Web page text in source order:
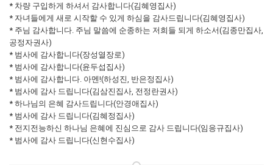
* 차량 구입하게 하셔서 감사합니다(김혜영집사)
* 자녀들에게 새로 시작할 수 있게 하심을 감사드립니다(김혜영집사)
* 주님 감사합니다. 주님 말씀에 순종하는 저희들 되게 하소서(김종만집사,
공정자권사)
* 범사에 감사합니다(장성열장로)
* 범사에 감사합니다(윤두섭집사)
* 범사에 감사합니다. 아멘!(하성진, 반은정집사)
* 범사에 감사 드립니다(김삼진집사, 전정란권사)
* 하나님의 은혜 감사드립니다(안경애집사)
* 범사에 감사 드립니다(김혜정집사)
* 전지전능하신 하나님 은혜에 진심으로 감사 드립니다(임응규집사)
* 범사에 감사 드립니다(신현수집사)